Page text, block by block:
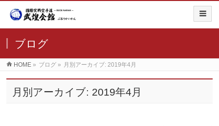
ブログ
HOME » ブログ » 月別アーカイブ: 2019年4月
月別アーカイブ: 2019年4月